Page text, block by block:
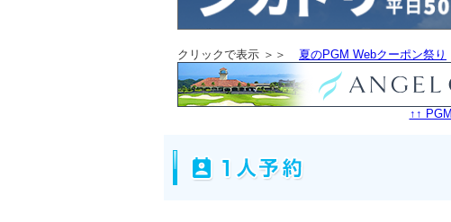
クリックで表示 ＞＞ 夏のPGM Webクーポン祭り
↑↑